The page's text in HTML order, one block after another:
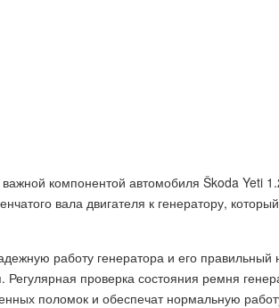
компонентой автомобиля Škoda Yeti
вала двигателя к генератору,
работу генератора и его правильный
Регулярная проверка состояния ремня
поломок и обеспечат нормальную